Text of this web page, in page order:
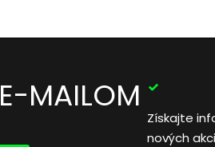
MAILOM
Získajte
nových